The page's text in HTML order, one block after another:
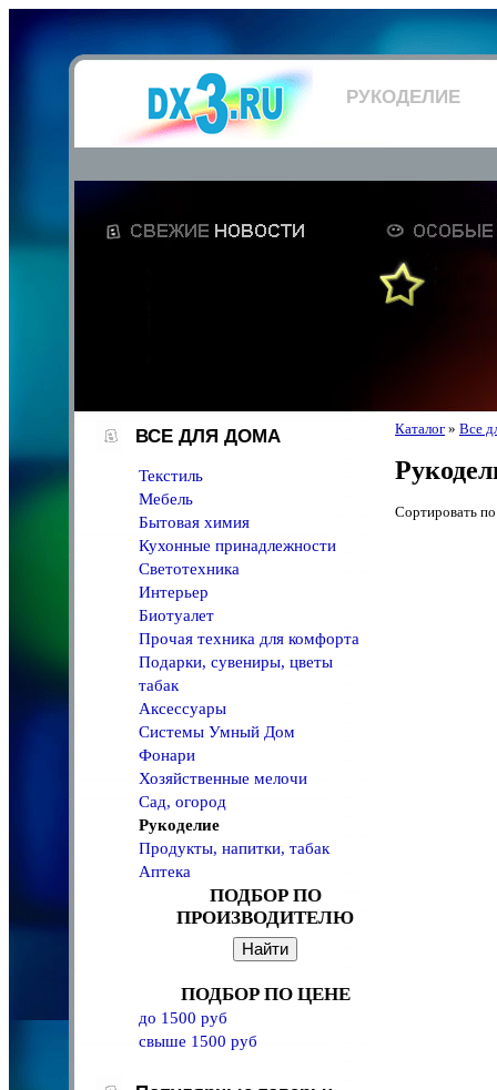
РУКОДЕЛИЕ
ВСЕ ДЛЯ ДОМА
Текстиль
Мебель
Бытовая химия
Кухонные принадлежности
Светотехника
Интерьер
Биотуалет
Прочая техника для комфорта
Подарки, сувениры, цветы
табак
Аксессуары
Системы Умный Дом
Фонари
Хозяйственные мелочи
Сад, огород
Рукоделие
Продукты, напитки, табак
Аптека
ПОДБОР ПО
ПРОИЗВОДИТЕЛЮ
ПОДБОР ПО ЦЕНЕ
до 1500 руб
свыше 1500 руб
Каталог » Все
Сортировать